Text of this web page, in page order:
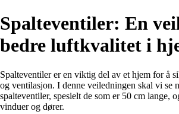
Spalteventiler: En
bedre luftkvalitet i
Spalteventiler er en viktig del av et hjem for å
og ventilasjon. I denne veiledningen skal vi se
spalteventiler, spesielt de som er 50 cm lange,
vinduer og dører.